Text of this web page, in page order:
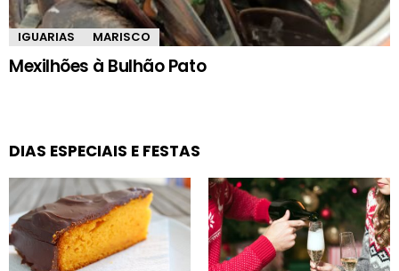
IGUARIAS MARISCO
Mexilhões à Bulhão Pato
DIAS ESPECIAIS E FESTAS